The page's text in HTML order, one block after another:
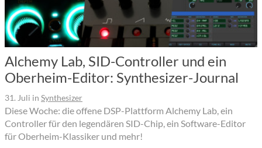
Alchemy Lab, SID-Controller und ein
Oberheim-Editor: Synthesizer-Journal
31. Juli in Synthesizer
Diese Woche: die offene DSP-Plattform Alchemy Lab, ein
Controller für den legendären SID-Chip, ein Software-Editor
für Oberheim-Klassiker und mehr!